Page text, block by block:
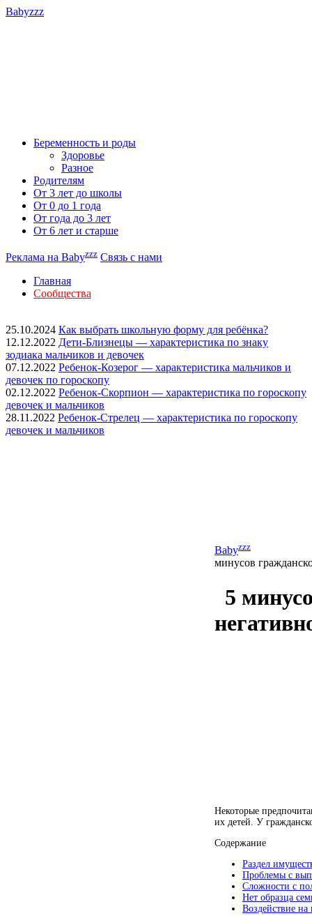
Babyzzz
Беременность и роды
Здоровье
Разное
Родителям
От 3 лет до школы
От 0 до 1 года
От года до 3 лет
От 6 лет и старше
Реклама на Babyzzz Связь с нами
Главная
Сообщества
25.10.2024 Как выбрать школьную форму для ребёнка?
12.12.2022 Дети-Близнецы — характеристика по знаку
зодиака мальчиков и девочек
07.12.2022 Ребенок-Козерог — характеристика мальчиков и
девочек по гороскопу
02.12.2022 Ребенок-Скорпион — характеристика по гороскопу
девочек и мальчиков
28.11.2022 Ребенок-Стрелец — характеристика по гороскопу
девочек и мальчиков
Babyzzz
минусов
5
Некоторые
их детей. У
Содержание
Раздел
Проблемы с
Сложности с
Нет образца
Воздействие на